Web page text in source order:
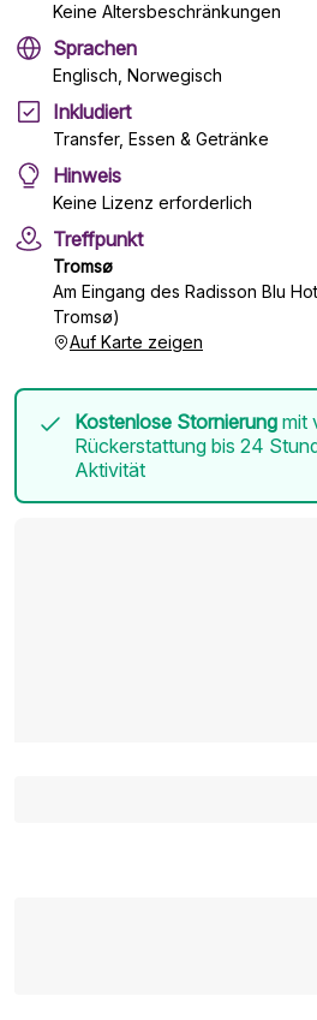
Keine Altersbeschränkungen
Sprachen
Englisch, Norwegisch
Inkludiert
Transfer, Essen & Getränke
Hinweis
Keine Lizenz erforderlich
Treffpunkt
Tromsø
Am Eingang des Radisson Blu
Tromsø)
Auf Karte zeigen
Kostenlose Stornierung mit
Rückerstattung bis 24
Aktivität